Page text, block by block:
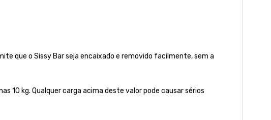
que o Sissy Bar seja encaixado e removido facilmente, sem a
10 kg. Qualquer carga acima deste valor pode causar sérios